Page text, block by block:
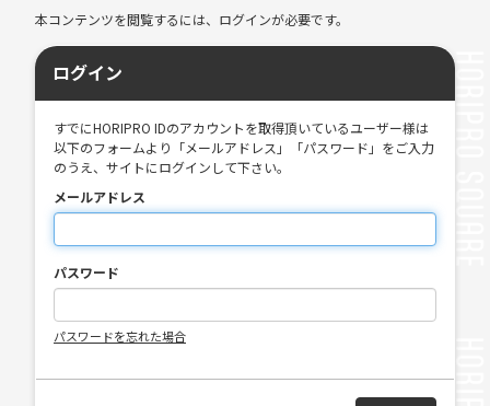
本コンテンツを閲覧するには、ログインが必要です。
ログイン
すでにHORIPRO IDのアカウントを取得頂いているユーザー様は
以下のフォームより「メールアドレス」「パスワード」をご入力
のうえ、サイトにログインして下さい。
メールアドレス
パスワード
パスワードを忘れた場合